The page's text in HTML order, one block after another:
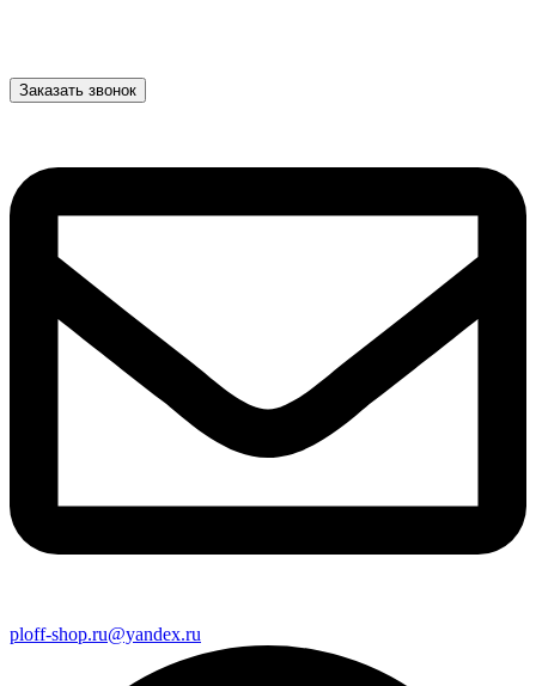
Заказать звонок
ploff-shop.ru@yandex.ru